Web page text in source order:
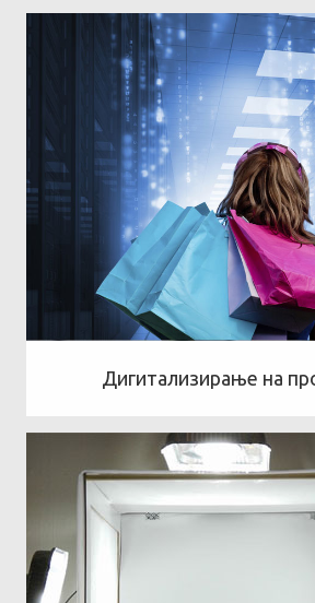
Дигитализирање на